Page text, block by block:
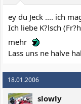
ey du Jeck .... ich
Ich liebe K?lsch
mehr
Lass uns ne halve
18.01.2006
slowly